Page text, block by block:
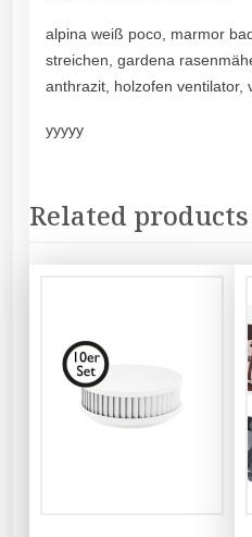
alpina weiß poco, marmor
streichen, gardena
anthrazit, holzofen ventilator,
yyyyy
Related products